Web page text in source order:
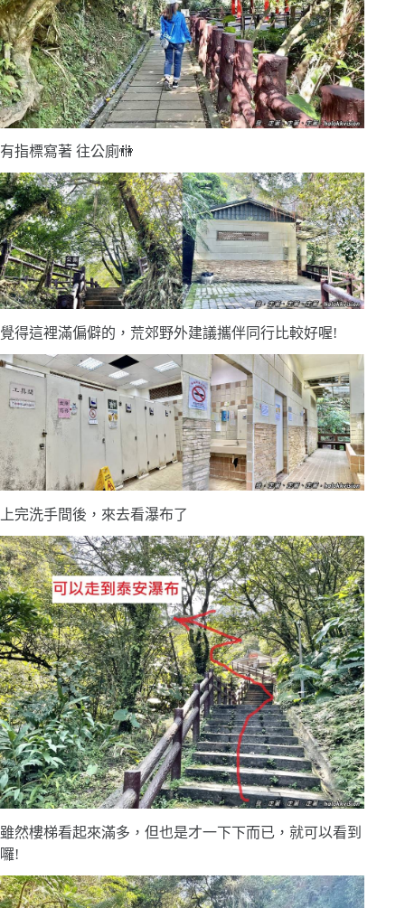
有指標寫著 往公廁🚻
覺得這裡滿偏僻的，荒郊野外建議攜伴同行比較好喔!
上完洗手間後，來去看瀑布了
雖然樓梯看起來滿多，但也是才一下下而已，就可以看到
囉!